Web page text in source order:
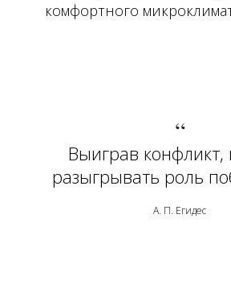
комфортного
“
Выиграв конфликт,
разыгрывать роль
А. П. Егидес